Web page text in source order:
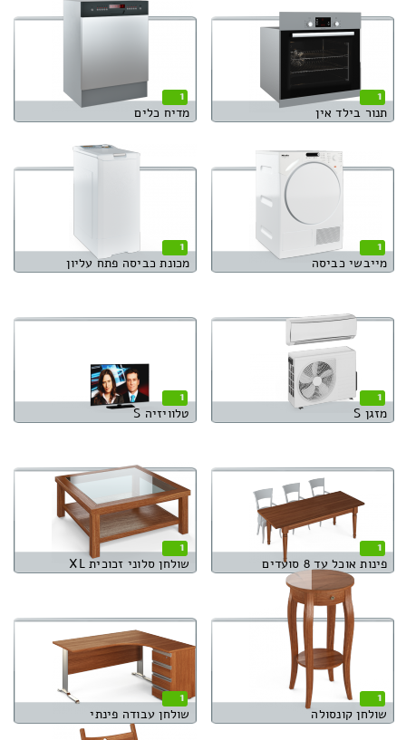
1
תנור בילד אין
1
מדיח כלים
1
מייבשי כביסה
1
מכונת כביסה פתח עליון
1
מזגן S
1
טלוויזיה S
1
פינות אוכל עד 8 סועדים
1
שולחן סלוני זכוכית XL
1
שולחן קונסולה
1
שולחן עבודה פינתי